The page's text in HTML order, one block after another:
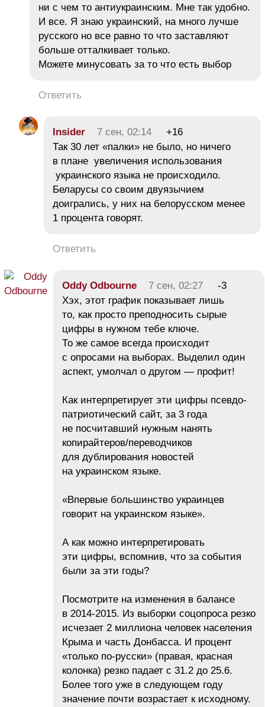
ни с чем то антиукраинским. Мне так удобно.
И все. Я знаю украинский, на много лучше
русского но все равно то что заставляют
больше отталкивает только.
Можете минусовать за то что есть выбор
Ответить
Insider 7 сен, 02:14
+16
Так 30 лет «палки» не было, но ничего
в плане увеличения использования
украинского языка не происходило.
Беларусы со своим двуязычием
доигрались, у них на белорусском менее
1 процента говорят.
Ответить
Oddy Odbourne 7 сен, 02:27
-3
Хэх, этот график показывает лишь
то, как просто преподносить сырые
цифры в нужном тебе ключе.
То же самое всегда происходит
с опросами на выборах. Выделил один
аспект, умолчал о другом — профит!
Как интерпретирует эти цифры псевдо-
патриотический сайт, за 3 года
не посчитавший нужным нанять
копирайтеров/переводчиков
для дублирования новостей
на украинском языке.
«Впервые большинство украинцев
говорит на украинском языке».
А как можно интерпретировать
эти цифры, вспомнив, что за события
были за эти годы?
Посмотрите на изменения в балансе
в 2014-2015. Из выборки соцопроса резко
исчезает 2 миллиона человек населения
Крыма и часть Донбасса. И процент
«только по-русски» (правая, красная
колонка) резко падает с 31.2 до 25.6.
Более того уже в следующем году
значение почти возрастает к исходному.